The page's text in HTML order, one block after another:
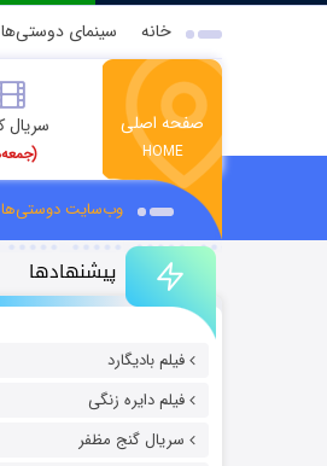
خانه سینمای دوستی‌ها
صفحه اصلی
HOME
سریال
وب‌سایت دوستی‌ها
پیشنهادها
فیلم بادیگارد
فیلم دایره زنگی
سریال گنج مظفر